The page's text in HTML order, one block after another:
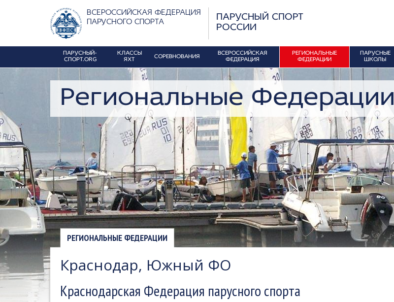
ВСЕРОССИЙСКАЯ ФЕДЕРАЦИЯ
ПАРУСНОГО СПОРТА
ПАРУСНЫЙ СПОРТ
РОССИИ
ПАРУСНЫЙ-
СПОРТ.ORG
КЛАССЫ
ЯХТ
СОРЕВНОВАНИЯ
ВСЕРОССИЙСКАЯ
ФЕДЕРАЦИЯ
РЕГИОНАЛЬНЫЕ
ФЕДЕРАЦИИ
ПАРУСНЫЕ
ШКОЛЫ
Региональные Федерации
РЕГИОНАЛЬНЫЕ ФЕДЕРАЦИИ
Краснодар, Южный ФО
Краснодарская Федерация парусного спорта